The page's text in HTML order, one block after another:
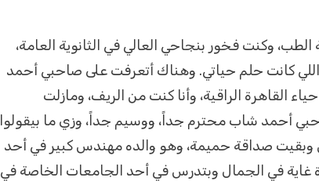
وكنت فخور بنجاحي العالي في الثانوية العامة،
كانت حلم حياتي. وهناك أتعرفت على صاحبي أحمد
القاهرة الراقية، وأنا كنت من الريف، ومازلت
أحمد شاب محترم جداً، ووسيم جداً، وزي ما بيقولوا
وبقيت صداقة حميمة، وهو والده مهندس كبير في أحد
غاية في الجمال وبتدرس في أحد الجامعات الخاصة في